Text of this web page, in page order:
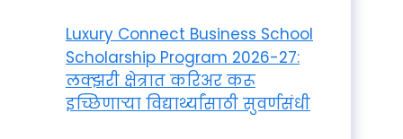
Luxury Connect Business School
Scholarship Program 2026-27:
लक्झरी क्षेत्रात करिअर करू
इच्छिणाऱ्या विद्यार्थ्यांसाठी सुवर्णसंधी